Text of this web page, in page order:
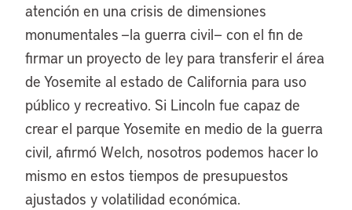
atención en una crisis de dimensiones
monumentales —la guerra civil— con el fin de
firmar un proyecto de ley para transferir el área
de Yosemite al estado de California para uso
público y recreativo. Si Lincoln fue capaz de
crear el parque Yosemite en medio de la guerra
civil, afirmó Welch, nosotros podemos hacer lo
mismo en estos tiempos de presupuestos
ajustados y volatilidad económica.